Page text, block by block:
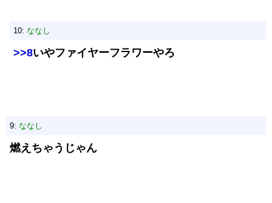
10: ななし
>>8いやファイヤーフラワーやろ
9: ななし
燃えちゃうじゃん